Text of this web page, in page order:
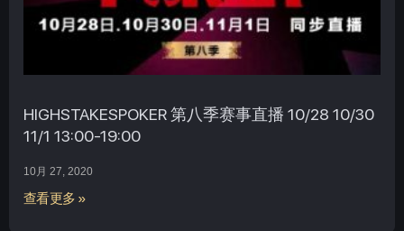
HIGHSTAKESPOKER 第八季赛事直播 10/28 10/30
11/1 13:00-19:00
10月 27, 2020
查看更多 »